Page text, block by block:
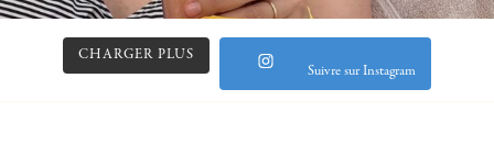
CHARGER PLUS
Suivre sur Instagram